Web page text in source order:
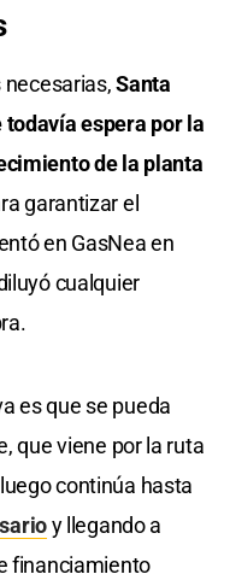
necesarias,Santa
todavía espera por la
de la planta
garantizar el
en GasNea en
cualquier
es que se pueda
que viene por la ruta
continúa hasta
y llegando a
financiamiento